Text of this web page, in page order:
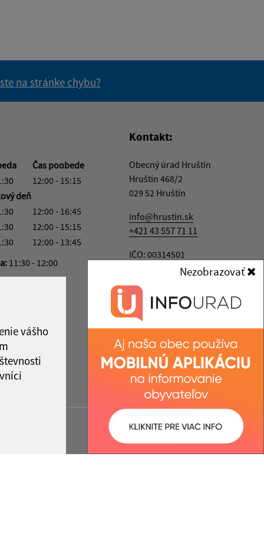
vášho
Nezobrazovať
na stránke chybu?
Čas poobede
12:00 - 15:15
deň
12:00 - 16:45
12:00 - 15:15
12:00 - 13:45
11:30 - 12:00
Kontakt:
Obecný úrad Hruštín
Hruštín 468/2
029 52 Hruštín
info@hrustin.sk
+421 43 557 71 11
IČO: 00314501